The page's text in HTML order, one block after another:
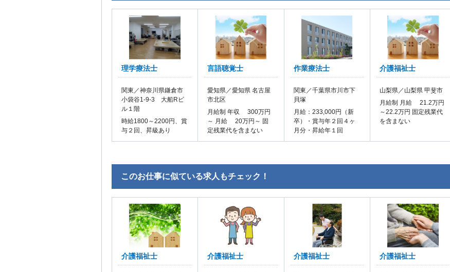
理学療法士
関東／神奈川県鎌倉市
小袋谷1-9-3 大船Rビ
ル１階
時給1800～2200円、賞
与２回、昇級あり
言語聴覚士
愛知県／愛知県 名古屋
市北区
月給制 年収 300万円
～ 月給 20万円～ 固
定残業代を含まない
作業療法士
関東／千葉県市川市下
貝塚
月給：233,000円（新
卒）・賞与年２回４ヶ
月分・昇給年１回
介護福祉士
山梨県／山梨県 甲斐市
月給制 月給 21.2万円
～22.2万円 固定残業代
を含まない
このお仕事に似ている求人もチェック！
介護福祉士 介護福祉士 介護福祉士 介護福祉士